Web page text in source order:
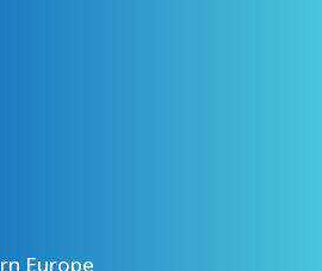
Europe